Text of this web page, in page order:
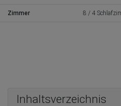
Zimmer 8 / 4
Inhaltsverzeichnis